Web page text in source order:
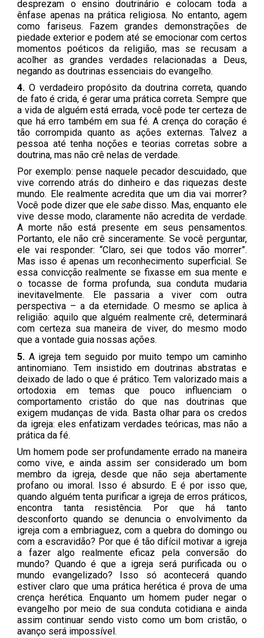
desprezam o ensino doutrinário e colocam toda a
ênfase apenas na prática religiosa. No entanto, agem
como fariseus. Fazem grandes demonstrações de
piedade exterior e podem até se emocionar com certos
momentos poéticos da religião, mas se recusam a
acolher as grandes verdades relacionadas a Deus,
negando as doutrinas essenciais do evangelho.
4. O verdadeiro propósito da doutrina correta, quando
de fato é crida, é gerar uma prática correta. Sempre que
a vida de alguém está errada, você pode ter certeza de
que há erro também em sua fé. A crença do coração é
tão corrompida quanto as ações externas. Talvez a
pessoa até tenha noções e teorias corretas sobre a
doutrina, mas não crê nelas de verdade.
Por exemplo: pense naquele pecador descuidado, que
vive correndo atrás do dinheiro e das riquezas deste
mundo. Ele realmente acredita que um dia vai morrer?
Você pode dizer que elesabe disso. Mas, enquanto ele
vive desse modo, claramente não acredita de verdade.
A morte não está presente em seus pensamentos.
Portanto, ele não crê sinceramente. Se você perguntar,
ele vai responder: “Claro, sei que todos vão morrer”.
Mas isso é apenas um reconhecimento superficial. Se
essa convicção realmente se fixasse em sua mente e
o tocasse de forma profunda, sua conduta mudaria
inevitavelmente. Ele passaria a viver com outra
perspectiva – a da eternidade. O mesmo se aplica à
religião: aquilo que alguém realmente crê, determinará
com certeza sua maneira de viver, do mesmo modo
que a vontade guia nossas ações.
5. A igreja tem seguido por muito tempo um caminho
antinomiano. Tem insistido em doutrinas abstratas e
deixado de lado o que é prático. Tem valorizado mais a
ortodoxia em temas que pouco influenciam o
comportamento cristão do que nas doutrinas que
exigem mudanças de vida. Basta olhar para os credos
da igreja: eles enfatizam verdades teóricas, mas não a
prática da fé.
Um homem pode ser profundamente errado na maneira
como vive, e ainda assim ser considerado um bom
membro da igreja, desde que não seja abertamente
profano ou imoral. Isso é absurdo. E é por isso que,
quando alguém tenta purificar a igreja de erros práticos,
encontra tanta resistência. Por que há tanto
desconforto quando se denuncia o envolvimento da
igreja com a embriaguez, com a quebra do domingo ou
com a escravidão? Por que é tão difícil motivar a igreja
a fazer algo realmente eficaz pela conversão do
mundo? Quando é que a igreja será purificada ou o
mundo evangelizado? Isso só acontecerá quando
estiver claro que uma prática herética é prova de uma
crença herética. Enquanto um homem puder negar o
evangelho por meio de sua conduta cotidiana e ainda
assim continuar sendo visto como um bom cristão, o
avanço será impossível.